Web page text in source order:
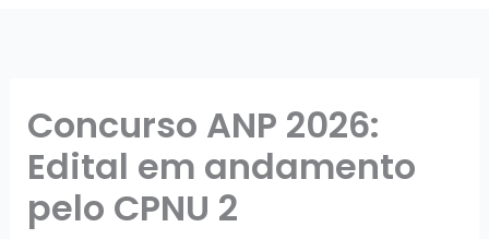
Concurso ANP 2026:
Edital em andamento
pelo CPNU 2